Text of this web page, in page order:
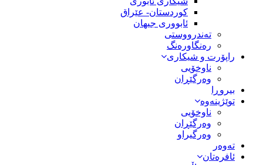
کوردستان- عێراق
ئابووری جیهان
تەندرووستی
رەنگاورەنگ
راپۆرت و شیکاری
ناوخۆیی
وەرگێڕان
بیروڕا
توێژینەوە
ناوخۆیی
وەرگێڕان
وەرگیراو
تەوەر
ئافرەتان